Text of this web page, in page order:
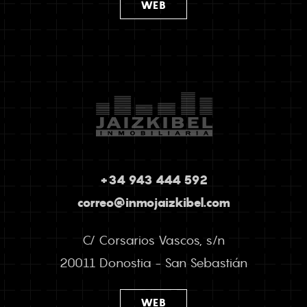
WEB
+34 943 444 592
correo@inmojaizkibel.com
C/ Corsarios Vascos, s/n
20011 Donostia - San Sebastián
WEB